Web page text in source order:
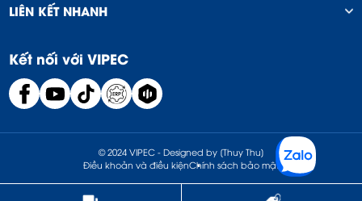
LIÊN KẾT NHANH
Kết nối với VIPEC
© 2024 VIPEC - Designed by [Thuy Thu]
Điều khoản và điều kiệnChính sách bảo mật